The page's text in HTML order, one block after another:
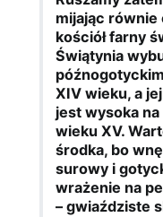
mijając równie
kościół farny
Świątynia
XIV wieku, a
jest wysoka
wieku XV.
środka, bo
surowy i
wrażenie na
– gwiaździste